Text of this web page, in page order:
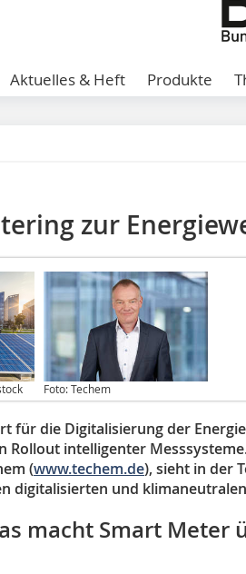
Aktuelles & Heft Produkte
zur
Foto: Techem
für die Digitalisierung der
Rollout intelligenter
(www.techem.de), sieht in der
digitalisierten und
macht Smart Meter